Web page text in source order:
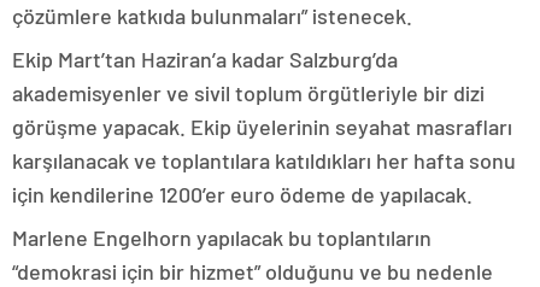
çözümlere katkıda bulunmaları” istenecek.
Ekip Mart’tan Haziran’a kadar Salzburg’da
akademisyenler ve sivil toplum örgütleriyle bir dizi
görüşme yapacak. Ekip üyelerinin seyahat masrafları
karşılanacak ve toplantılara katıldıkları her hafta sonu
için kendilerine 1200’er euro ödeme de yapılacak.
Marlene Engelhorn yapılacak bu toplantıların
“demokrasi için bir hizmet” olduğunu ve bu nedenle